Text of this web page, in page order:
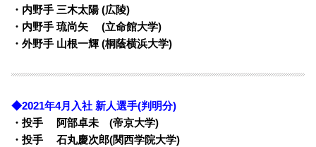
・内野手 三木太陽 (広陵)
・内野手 琉尚矢 (立命館大学)
・外野手 山根一輝 (桐蔭横浜大学)
◆2021年4月入社 新人選手(判明分)
・投手 阿部卓未 (帝京大学)
・投手 石丸慶次郎(関西学院大学)